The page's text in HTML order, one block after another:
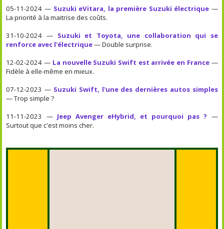
05-11-2024 — Suzuki eVitara, la première Suzuki électrique —
La priorité à la maitrise des coûts.
31-10-2024 — Suzuki et Toyota, une collaboration qui se
renforce avec l'électrique— Double surprise.
12-02-2024 — La nouvelle Suzuki Swift est arrivée en France—
Fidèle à elle-même en mieux.
07-12-2023 — Suzuki Swift, l'une des dernières autos simples
— Trop simple ?
11-11-2023 — Jeep Avenger eHybrid, et pourquoi pas ? —
Surtout que c'est moins cher.